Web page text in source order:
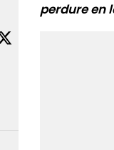
perdure en